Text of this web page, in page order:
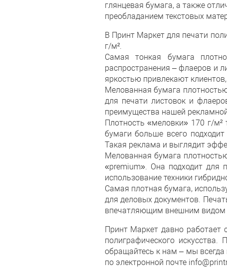
глянцевая бумага, а также
преобладанием текстовых
В Принт Маркет для печати
г/м².
Самая тонкая бумага
распространения – флаеров и
яркостью привлекают
Мелованная бумага
для печати листовок и
преимущества нашей
Плотность «меловки» 170 г/
бумаги больше всего
Такая реклама и выглядит
Мелованная бумага
«premium». Она подходит для
использование техники
Самая плотная бумага,
для деловых документов.
впечатляющим внешним видом
Принт Маркет давно работает
полиграфического
обращайтесь к нам – мы
по электронной почте